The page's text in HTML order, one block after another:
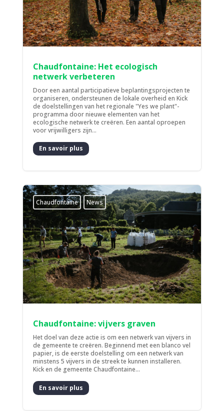
Chaudfontaine: Het ecologisch
netwerk verbeteren
Door een aantal participatieve beplantingsprojecten te
organiseren, ondersteunen de lokale overheid en Kick
de doelstellingen van het regionale "Yes we plant"-
programma door nieuwe elementen van het
ecologische netwerk te creëren. Een aantal oproepen
voor vrijwilligers zijn...
En savoir plus
Chaudfontaine News
Chaudfontaine: vijvers graven
Het doel van deze actie is om een netwerk van vijvers in
de gemeente te creëren. Beginnend met een blanco vel
papier, is de eerste doelstelling om een netwerk van
minstens 5 vijvers in de streek te kunnen installeren.
Kick en de gemeente Chaudfontaine...
En savoir plus